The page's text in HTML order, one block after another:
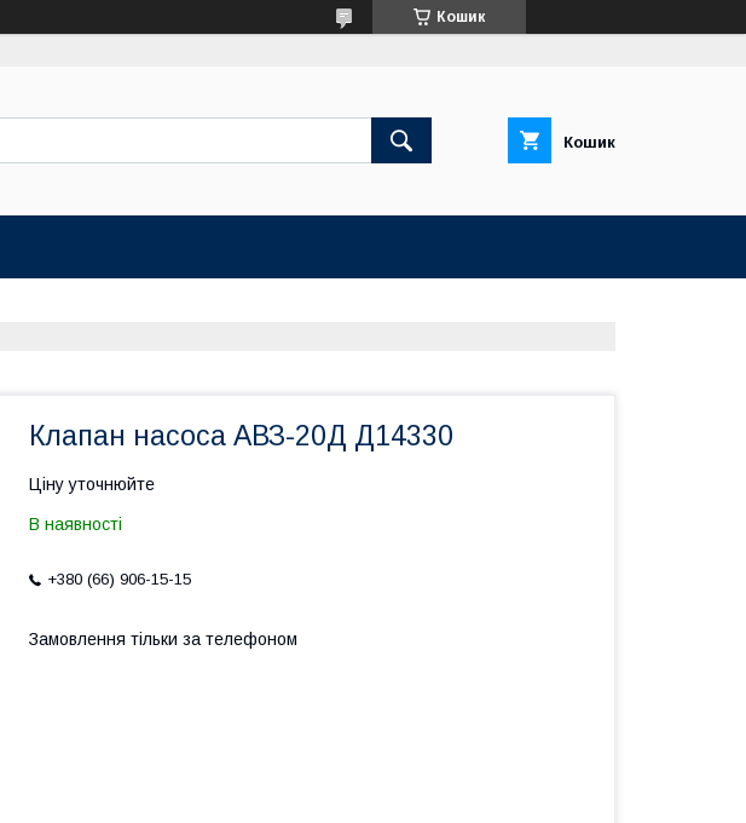
Кошик
Кошик
Клапан насоса АВЗ-20Д Д14330
Ціну уточнюйте
В наявності
+380 (66) 906-15-15
Замовлення тільки за телефоном